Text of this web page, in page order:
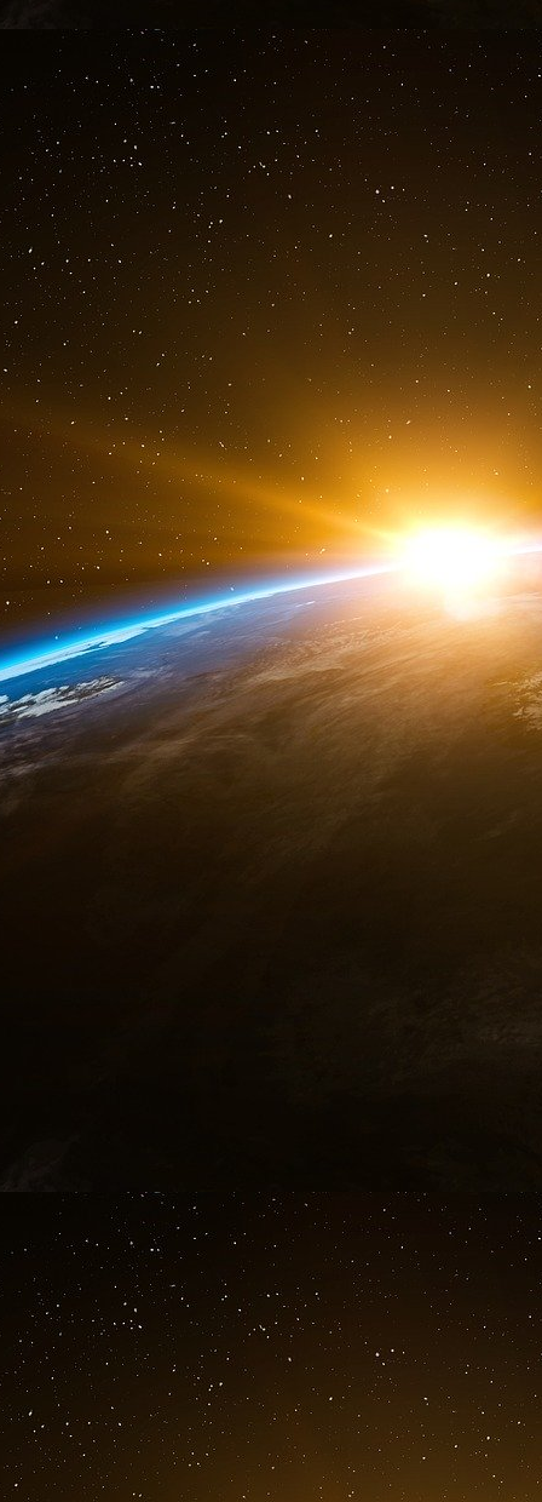
envois de devises vers l’Irak, et l’inspecteur
qui a été expédié, ainsi que la somme qui a
« Nous n’avons pas accès au compte de
d’argent est réellement sorti de la Fed », a
l’inspecteur général. « Ils ne veulent pas nous
M. Venner a indiqué que l’inspecteur général
au gouvernement irakien afin qu’il
d’une réunion qui se tiendra la semaine
international de conseil et de suivi,
développement destinés à l’Irak.
Déterminer le montant total des fonds
perte — va bien au-delà d’une simple
gouvernement irakien ont menacé de
fonds disparus, arguant que le
place des contrôles financiers appropriés et
Si cette action venait à surmonter les
heurterait, l’argent perdu devrait être
américains.
CNBC